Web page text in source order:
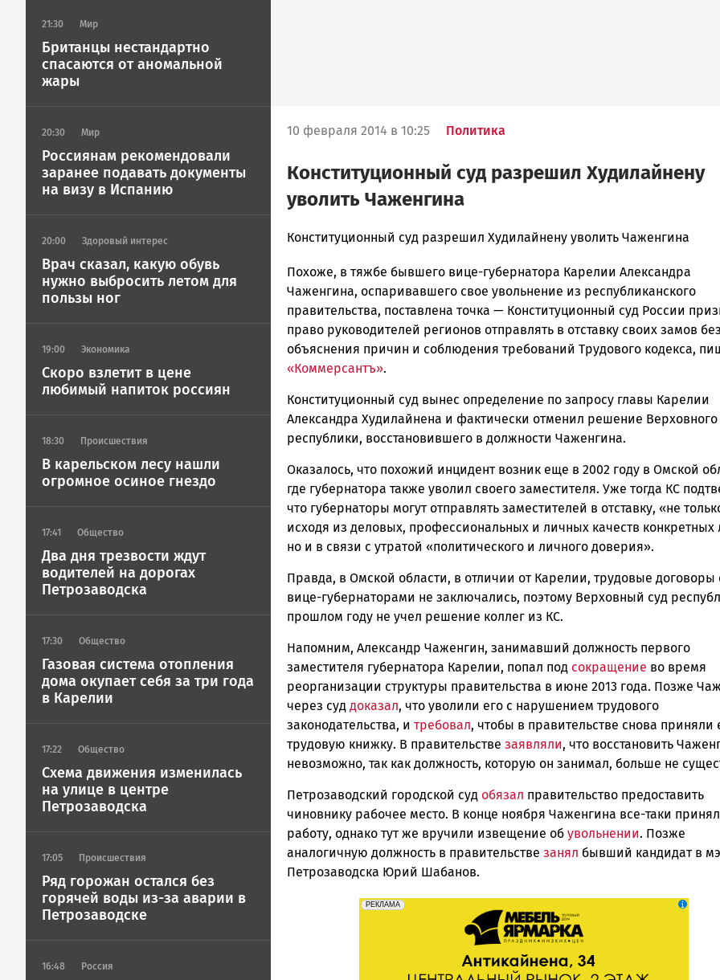
21:30 Мир
Британцы нестандартно
спасаются от аномальной
жары
20:30 Мир
Россиянам рекомендовали
заранее подавать документы
на визу в Испанию
20:00 Здоровый интерес
Врач сказал, какую обувь
нужно выбросить летом для
пользы ног
19:00 Экономика
Скоро взлетит в цене
любимый напиток россиян
18:30 Происшествия
В карельском лесу нашли
огромное осиное гнездо
17:41 Общество
Два дня трезвости ждут
водителей на дорогах
Петрозаводска
17:30 Общество
Газовая система отопления
дома окупает себя за три года
в Карелии
17:22 Общество
Схема движения изменилась
на улице в центре
Петрозаводска
17:05 Происшествия
Ряд горожан остался без
горячей воды из-за аварии в
Петрозаводске
16:48 Россия
10 февраля 2014 в 10:25 Политика
Конституционный суд разрешил Худилайнену
уволить Чаженгина
admintimur
Петрозаводска
и
Карелии
|
Петрозаводск
ГОВОРИТ
Конституционный суд разрешил Худилайнену уволить Чаженгина
Похоже, в тяжбе бывшего вице-губернатора Карелии Александра
Чаженгина, оспаривавшего свое увольнение из республиканского
правительства, поставлена точка — Конституционный суд России
право руководителей регионов отправлять в отставку своих замов без
объяснения причин и соблюдения требований Трудового кодекса,
«Коммерсантъ».
Конституционный суд вынес определение по запросу главы Карелии
Александра Худилайнена и фактически отменил решение Верховного
республики, восстановившего в должности Чаженгина.
Оказалось, что похожий инцидент возник еще в 2002 году в Омской
где губернатора также уволил своего заместителя. Уже тогда КС
что губернаторы могут отправлять заместителей в отставку, «не
исходя из деловых, профессиональных и личных качеств конкретных
но и в связи с утратой «политического и личного доверия».
Правда, в Омской области, в отличии от Карелии, трудовые договоры
вице-губернаторами не заключались, поэтому Верховный суд
прошлом году не учел решение коллег из КС.
Напомним, Александр Чаженгин, занимавший должность первого
заместителя губернатора Карелии, попал под сокращение во время
реорганизации структуры правительства в июне 2013 года. Позже
через суд доказал, что уволили его с нарушением трудового
законодательства, и требовал, чтобы в правительстве снова приняли
трудовую книжку. В правительстве заявляли, что восстановить
невозможно, так как должность, которую он занимал, больше не
Петрозаводский городской суд обязал правительство предоставить
чиновнику рабочее место. В конце ноября Чаженгина все-таки
работу, однако тут же вручили извещение об увольнении. Позже
аналогичную должность в правительстве занял бывший кандидат в
Петрозаводска Юрий Шабанов.
erid: 2SDnjeFymr3
РЕКЛАМА
Реклама